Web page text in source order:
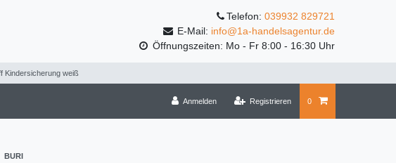
Telefon: 039932 829721
E-Mail: info@1a-handelsagentur.de
Öffnungszeiten: Mo - Fr 8:00 - 16:30 Uhr
Kindersicherung weiß
Anmelden Registrieren 0
BURI